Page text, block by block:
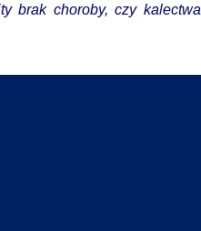
brak choroby, czy